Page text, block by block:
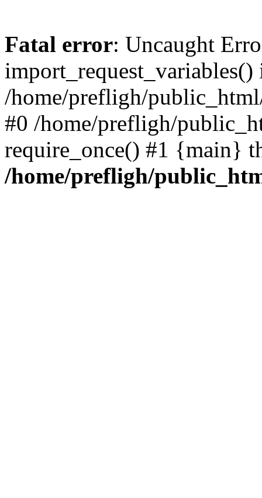
Fatal error: Uncaught
import_request_variables()
/home/prefligh/
#0 /home/prefligh/
require_once() #1 {main}
/home/prefligh/